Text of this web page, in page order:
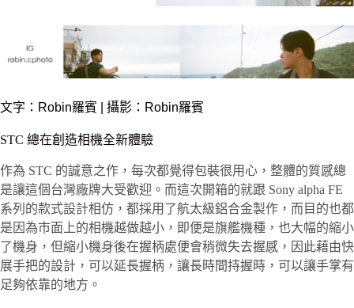
文字： Robin羅賓 | 攝影：Robin羅賓
STC 總在創造相機全新體驗
作為 STC 的誠意之作，每次都覺得包裝很用心，整體的質感總
是讓這個台灣廠牌大受歡迎。而這次開箱的就跟 Sony alpha FE
系列的款式設計相仿，都採用了航太級鋁合金製作，而目的也都
是因為市面上的相機越做越小，即便是旗艦機種，也大幅的縮小
了機身，但縮小機身後在握柄處便會稍微失去握感，因此藉由快
展手把的設計，可以延長握柄，讓長時間持握時，可以讓手掌有
足夠依靠的地方。